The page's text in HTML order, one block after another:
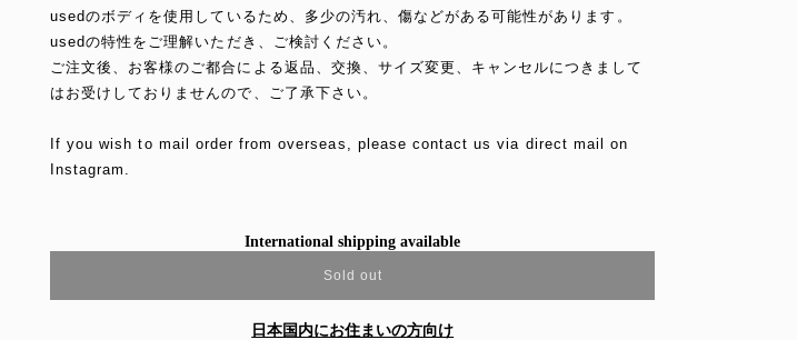
usedのボディを使用しているため、多少の汚れ、傷などがある可能性があります。
usedの特性をご理解いただき、ご検討ください。
ご注文後、お客様のご都合による返品、交換、サイズ変更、キャンセルにつきまして
はお受けしておりませんので、ご了承下さい。
If you wish to mail order from overseas, please contact us via direct mail on
Instagram.
International shipping available
Sold out
日本国内にお住まいの方向け